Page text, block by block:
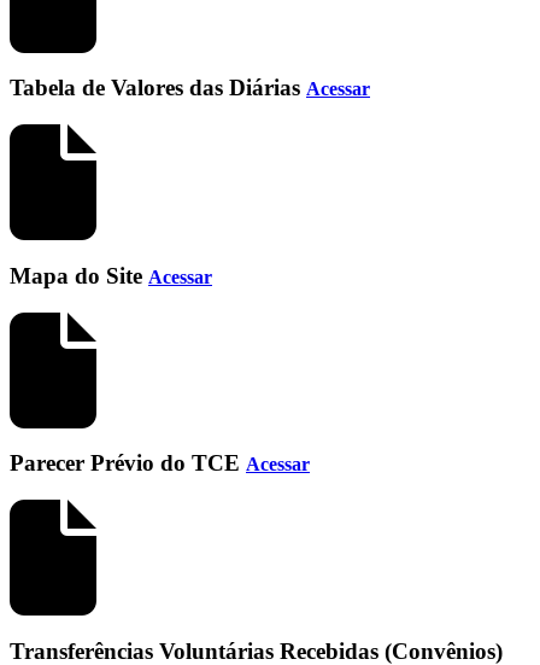
Tabela de Valores das Diárias Acessar
Mapa do Site Acessar
Parecer Prévio do TCE Acessar
Transferências Voluntárias Recebidas (Convênios)